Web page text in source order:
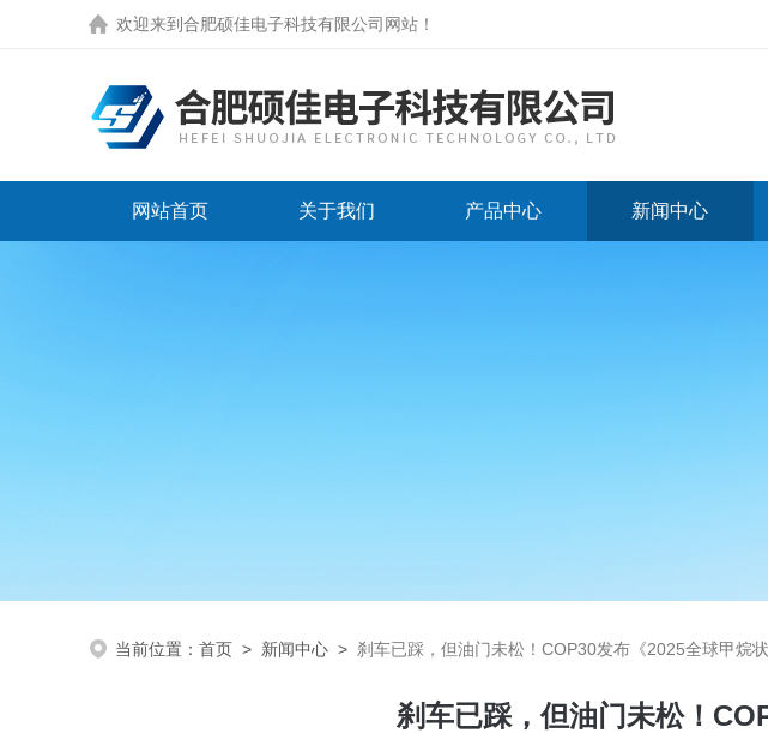
欢迎来到 合肥硕佳电子科技有限公司网站 ！
网站首页 关于我们 产品中心 新闻中心
当前位置： 首页 > 新闻中心 > 刹车已踩，但油门未松！COP30发布《2025全球甲烷状
刹车已踩，但油门未松！